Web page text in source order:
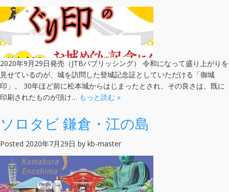
2020年9月29日発売（JTBパブリッシング） 令和になって盛り上がりを
見せているのが、城を訪問した登城記念証としていただける「御城
印」。 30年ほど前に松本城からはじまったとされ、その良さは、既に
印刷されたものが頂け… もっと読む »
ソロタビ 鎌倉・江の島
Posted 2020年7月29日 by kb-master